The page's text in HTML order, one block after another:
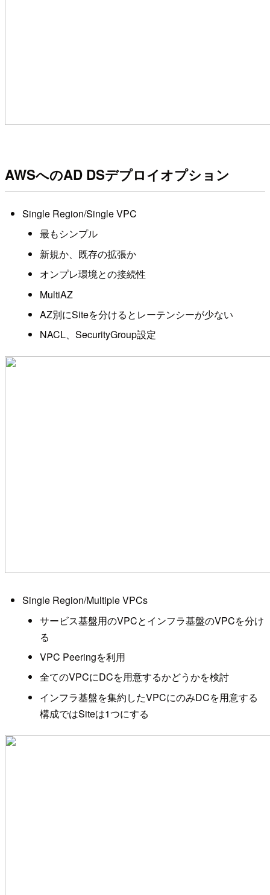
AWSへのAD DSデプロイオプション
Single Region/Single VPC
最もシンプル
新規か、既存の拡張か
オンプレ環境との接続性
MultiAZ
AZ別にSiteを分けるとレーテンシーが少ない
NACL、SecurityGroup設定
Single Region/Multiple VPCs
サービス基盤用のVPCとインフラ基盤のVPCを分け
る
VPC Peeringを利用
全てのVPCにDCを用意するかどうかを検討
インフラ基盤を集約したVPCにのみDCを用意する
構成ではSiteは1つにする